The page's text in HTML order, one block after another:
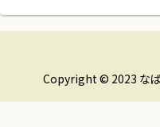
Copyright © 2023 な